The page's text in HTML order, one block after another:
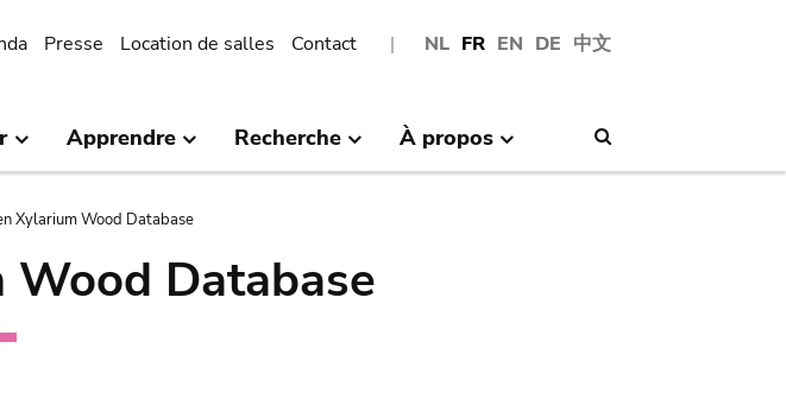
NL FR EN DE 中文
Presse Location de salles Contact
Apprendre Recherche À propos
Xylarium Wood Database
Database